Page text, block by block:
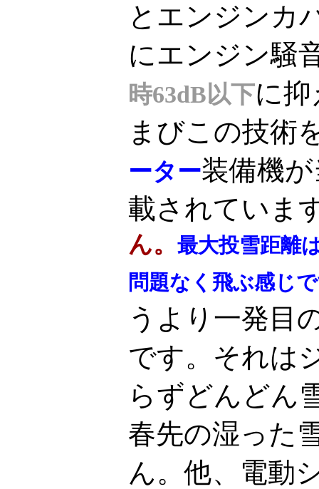
とエンジンカ
にエンジン騒
時63dB以下に
まびこの技術
ーター装備機
載されていま
ん。 最大投雪距離
問題なく飛ぶ感じ
うより一発目
です。それは
らずどんどん
春先の湿った
ん。他、電動